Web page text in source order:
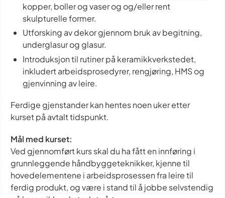
kopper, boller og vaser og og/eller rent
skulpturelle former.
Utforsking av dekor gjennom bruk av begitning,
underglasur og glasur.
Introduksjon til rutiner på keramikkverkstedet,
inkludert arbeidsprosedyrer, rengjøring, HMS og
gjenvinning av leire.
Ferdige gjenstander kan hentes noen uker etter
kurset på avtalt tidspunkt.
Mål med kurset:
Ved gjennomført kurs skal du ha fått en innføring i
grunnleggende håndbyggeteknikker, kjenne til
hovedelementene i arbeidsprosessen fra leire til
ferdig produkt, og være i stand til å jobbe selvstendig